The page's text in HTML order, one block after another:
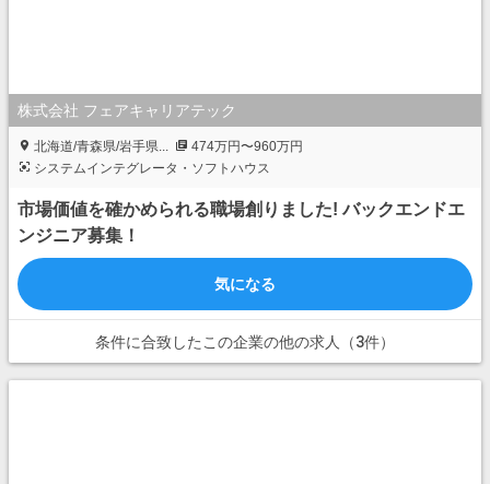
株式会社 フェアキャリアテック
北海道/青森県/岩手県...
474万円〜960万円
システムインテグレータ・ソフトハウス
市場価値を確かめられる職場創りました! バックエンドエ
ンジニア募集！
気になる
条件に合致したこの企業の他の求人（3件）